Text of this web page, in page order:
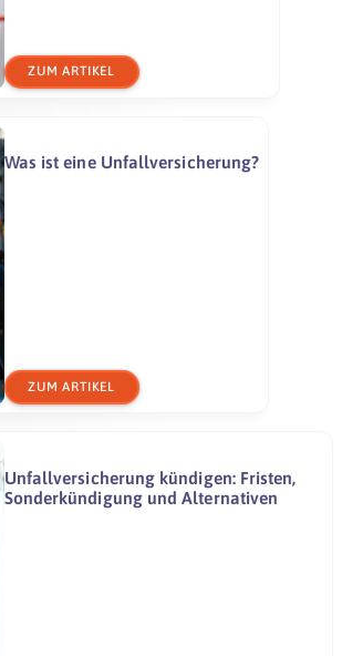
ZUM ARTIKEL
Was ist eine Unfallversicherung?
ZUM ARTIKEL
Unfallversicherung kündigen: Fristen,
Sonderkündigung und Alternativen